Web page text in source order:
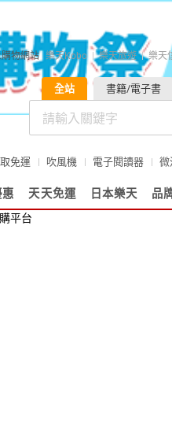
物網站 樂天Kobo 樂天旅遊 樂天
全站 書籍/電子書
免運 吹風機 電子閱讀器 微
天天免運 日本樂天 品
平台